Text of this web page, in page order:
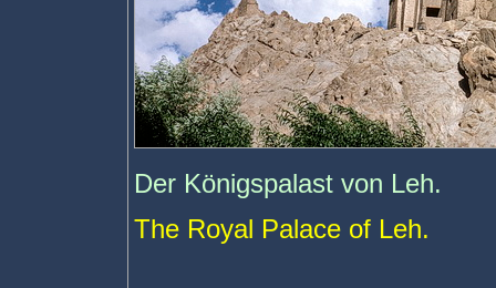
Der Königspalast von Leh.
The Royal Palace of Leh.